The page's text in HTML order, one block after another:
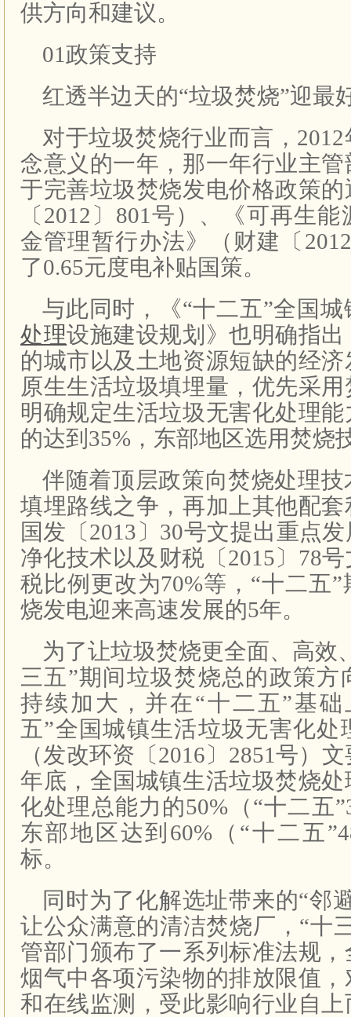
供方向和建议。
01政策支持
红透半边天的“垃圾焚烧”迎最
对于垃圾焚烧行业而言，
念意义的一年，那一年行业主
于完善垃圾焚烧发电价格政策
〔2012〕801号）、《可再生
金管理暂行办法》（财建〔
了0.65元度电补贴国策。
与此同时，《“十二五”全国城
处理设施建设规划》也明确指
的城市以及土地资源短缺的经
原生生活垃圾填埋量，优先采
明确规定生活垃圾无害化处理
的达到35%，东部地区选用焚烧
伴随着顶层政策向焚烧处理
填埋路线之争，再加上其他配
国发〔2013〕30号文提出重点
净化技术以及财税〔2015〕78
税比例更改为70%等，“十二五
烧发电迎来高速发展的5年。
为了让垃圾焚烧更全面、高效
三五”期间垃圾焚烧总的政策方
持续加大，并在“十二五”基
五”全国城镇生活垃圾无害化处
（发改环资〔2016〕2851号）
年底，全国城镇生活垃圾焚烧
化处理总能力的50%（“十二五
东部地区达到60%（“十二五
标。
同时为了化解选址带来的“邻
让公众满意的清洁焚烧厂，“十
管部门颁布了一系列标准法规
烟气中各项污染物的排放限值
和在线监测，受此影响行业自